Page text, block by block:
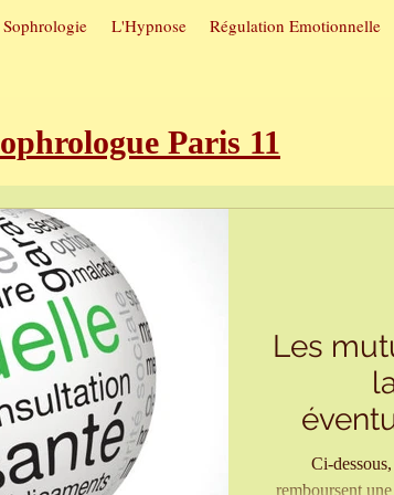
L'Hypnose Régulation Emotionnelle
Paris 11
du sommeil
Hypnose et arrêt
Sophrologie et
Les
Ci-
remboursent